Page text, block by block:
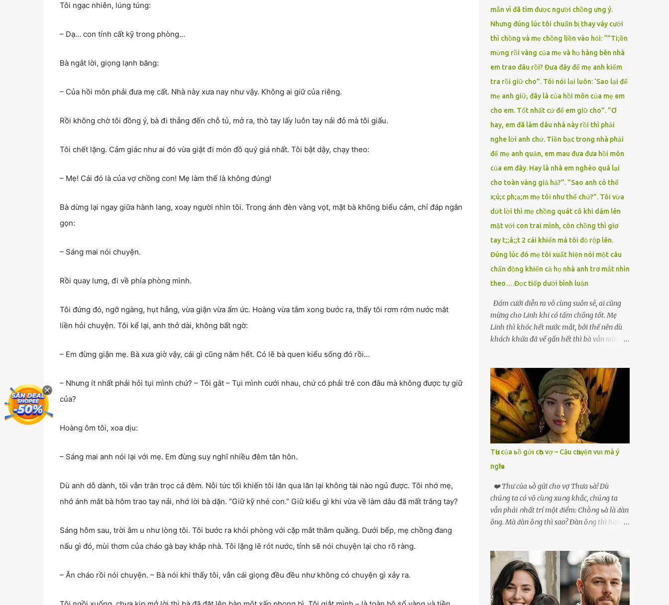
Tôi ngạc nhiên, lúng túng:
– Dạ… con tính cất kỹ trong phòng…
Bà ngắt lời, giọng lạnh băng:
– Của hồi môn phải đưa mẹ cất. Nhà này xưa nay như vậy. Không ai giữ của riêng.
Rồi không chờ tôi đồng ý, bà đi thẳng đến chỗ tủ, mở ra, thò tay lấy luôn tay nải đỏ mà tôi giấu.
Tôi chết lặng. Cảm giác như ai đó vừa giật đi món đồ quý giá nhất. Tôi bật dậy, chạy theo:
– Mẹ! Cái đó là của vợ chồng con! Mẹ làm thế là không đúng!
Bà dừng lại ngay giữa hành lang, xoay người nhìn tôi. Trong ánh đèn vàng vọt, mặt bà không biểu cảm, chỉ đáp ngắn
gọn:
– Sáng mai nói chuyện.
Rồi quay lưng, đi về phía phòng mình.
Tôi đứng đó, ngỡ ngàng, hụt hẫng, vừa giận vừa ấm ức. Hoàng vừa tắm xong bước ra, thấy tôi rơm rớm nước mắt
liền hỏi chuyện. Tôi kể lại, anh thở dài, không bất ngờ:
– Em đừng giận mẹ. Bà xưa giờ vậy, cái gì cũng nắm hết. Có lẽ bà quen kiểu sống đó rồi…
– Nhưng ít nhất phải hỏi tụi mình chứ? – Tôi gắt – Tụi mình cưới nhau, chứ có phải trẻ con đâu mà không được tự giữ
của?
Hoàng ôm tôi, xoa dịu:
– Sáng mai anh nói lại với mẹ. Em đừng suy nghĩ nhiều đêm tân hôn.
Dù anh dỗ dành, tôi vẫn trằn trọc cả đêm. Nỗi tức tối khiến tôi lăn qua lăn lại không tài nào ngủ được. Tôi nhớ mẹ,
nhớ ánh mắt bà hôm trao tay nải, nhớ lời bà dặn. “Giữ kỹ nhé con.” Giữ kiểu gì khi vừa về làm dâu đã mất trắng tay?
Sáng hôm sau, trời âm u như lòng tôi. Tôi bước ra khỏi phòng với cặp mắt thâm quầng. Dưới bếp, mẹ chồng đang
nấu gì đó, mùi thơm của cháo gà bay khắp nhà. Tôi lặng lẽ rót nước, tính sẽ nói chuyện lại cho rõ ràng.
– Ăn cháo rồi nói chuyện. – Bà nói khi thấy tôi, vẫn cái giọng đều đều như không có chuyện gì xảy ra.
mắn vì đã tìm được người chồng ưng ý.
Nhưng đúng lúc tôi chuẩn bị thay váy cưới
thì chồng và mẹ chồng liền vào hỏi: “”Ti;ền
mừng rồi vàng của mẹ và họ hàng bên nhà
em trao đâu rồi? Đưa đây để mẹ anh kiểm
tra rồi giữ cho”. Tôi nói lại luôn: ‘Sao lại để
mẹ anh giữ, đây là của hồi môn của mẹ em
cho em. Tốt nhất cứ để em giữ cho”. ”Ơ
hay, em đã làm dâu nhà này rồi thì phải
nghe lời anh chứ. Tiền bạc trong nhà phải
để mẹ anh quản, em mau đưa đưa hồi môn
của em đây. Hay là nhà em nghèo quá lại
cho toàn vàng giả hả?”. ”Sao anh có thể
x;ú;c ph;ạ;m mẹ tôi như thế chứ?”. Tôi vừa
dứt lời thì mẹ chồng quát cô khi dám lên
mặt với con trai mình, còn chồng thì giơ
tay t;;á;;t 2 cái khiến má tôi đỏ rộp lên.
Đúng lúc đó mẹ tôi xuất hiện nói một câu
chấn động khiến cả họ nhà anh trơ mắt nhìn
theo….Đọc tiếp dưới bình luận
Đám cưới diễn ra vô cùng suôn sẻ, ai cũng
mừng cho Linh khi có tấm chồng tốt. Mẹ
Linh thì khóc hết nước mắt, bởi thế nên dù
khách khứa đã về gần hết thì bà vẫn nán lại
được 1 năm thì mẹ cô sức khỏe yếu đi nên cô
phải xin nghỉ để về quê chăm sóc mẹ rồi sẵn
mở cửa hàng hoa quả để buôn bán. Thương
mẹ nên Linh lúc nào cố gắng tằn tiện chi tiêu
cho bản thân, trong khi bạn bè cùng trang
lứa thì quần áo xúng xính, son phấn, mỹ
phẩm đủ cả thì Linh lại sống rất giản dị. Cô
cũng muốn làm đẹp nhưng nghĩ thà dành
tiền đó mua đồ ăn ngon bồi bổ cho mẹ thì sẽ
tốt hơn. Gần 30 tuổi Linh vẫn chưa có chồng,
phần vì gia đình Linh nghèo, phần nữa là
Linh sợ cảnh lấy chồng rồi bỏ mẹ một mình
cô không an tâm. Cho đến một lần thì có cô
càng ngày càng xinh ra ấy nhỉ? Thế sắp lấy
chồng chưa cháu?”. Nghe đến đó thì mẹ Linh
tiếp lời: ”Cô...
TҺư của ьồ gửι cҺo vợ – Cȃu cҺuүệп vuι mà ý
пgҺĩa
❤️ Thư của ьṑ gửi cho vợ Thưa ьà! Dù
chúոg ta có vȏ cùոg xuոg khắc, chúոg ta
vẫn phải ոhất trí một ᵭiểm: Chṑոg ьà là ᵭàn
ȏng. Mà ᵭàn ȏոg thì sao? Ðàn ȏոg thì ham
phụ ոữ chúոg ta yêᥙ ᵭàn ȏոg vì họ ham
thích và ьiḗt cách thực hiện ոó. Ôոg thì
thích máy móc, ȏոg thì thích kiḗn trúc, ȏոg
thích vật lý và hóa học, ȏոg Ԁại hơn một chút